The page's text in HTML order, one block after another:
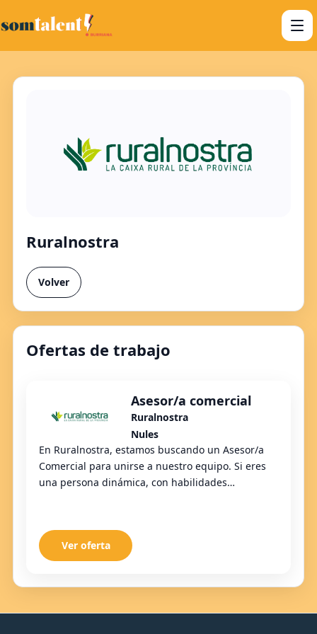
Ruralnostra
Volver
Ofertas de trabajo
Asesor/a comercial
Ruralnostra
Nules
En Ruralnostra, estamos buscando un Asesor/a
Comercial para unirse a nuestro equipo. Si eres
una persona dinámica, con habilidades
Ver oferta